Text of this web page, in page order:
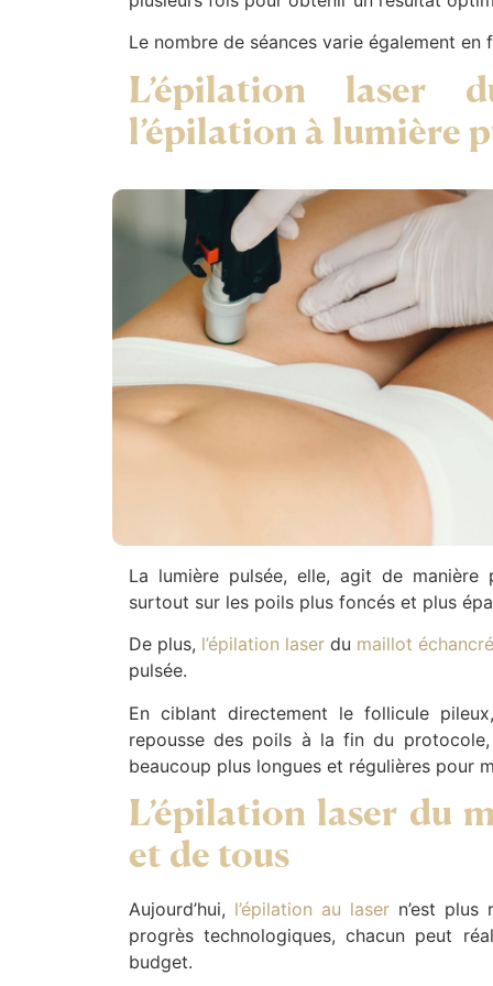
Le nombre de séances varie également
L’épilation laser
l’épilation à lumière
La lumière pulsée, elle, agit de
surtout sur les poils plus foncés et plus
De plus, l’épilation laser du maillot
pulsée.
En ciblant directement le follicule
repousse des poils à la fin du
beaucoup plus longues et régulières pour
L’épilation laser du
et de tous
Aujourd’hui, l’épilation au laser n’est plus
progrès technologiques, chacun peut
budget.